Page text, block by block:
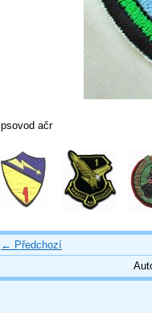
psovod ačr
← Předchozí